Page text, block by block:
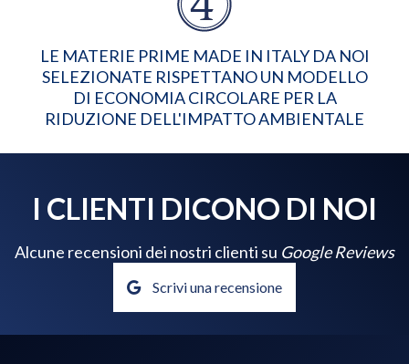
LE MATERIE PRIME MADE IN ITALY DA NOI
SELEZIONATE RISPETTANO UN MODELLO
DI ECONOMIA CIRCOLARE PER LA
RIDUZIONE DELL'IMPATTO AMBIENTALE
I CLIENTI DICONO DI NOI
Alcune recensioni dei nostri clienti su Google Reviews
Scrivi una recensione